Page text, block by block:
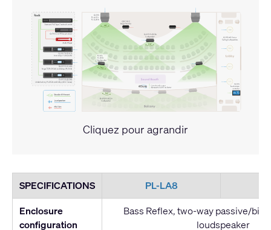
Cliquez pour agrandir
SPECIFICATIONS PL-LA8
Enclosure
configuration
Bass Reflex, two-way passive/bi-
loudspeaker